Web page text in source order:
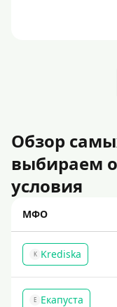
Обзор
выбираем
условия
МФО
K Krediska
Е Екапуста